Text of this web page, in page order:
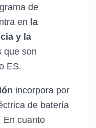
de
en la
y la
que son
ES.
incorpora por
de batería
En cuanto